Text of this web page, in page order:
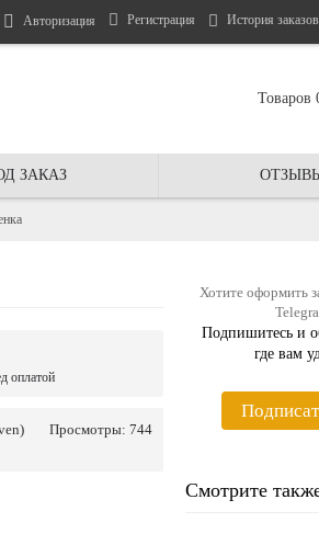
Авторизация Регистрация История заказов
Товаров
ЗАКАЗ
Хотите оформить
Подпишитесь и
где вам
Смотрите
оплатой
Просмотры: 744